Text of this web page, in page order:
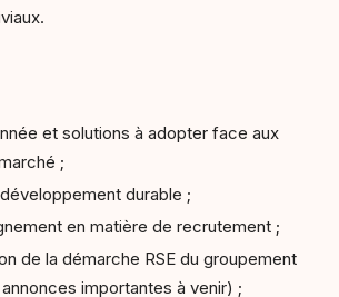
et solutions à adopter face aux
;
durable ;
en matière de recrutement ;
de la démarche RSE du groupement
importantes à venir) ;